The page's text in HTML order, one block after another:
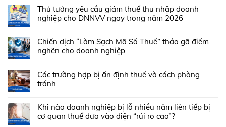
Thủ tướng yêu cầu giảm thuế thu nhập doanh
nghiệp cho DNNVV ngay trong năm 2026
Chiến dịch “Làm Sạch Mã Số Thuế” tháo gỡ điểm
nghẽn cho doanh nghiệp
Các trường hợp bị ấn định thuế và cách phòng
tránh
Khi nào doanh nghiệp bị lỗ nhiều năm liên tiếp bị
cơ quan thuế đưa vào diện “rủi ro cao”?